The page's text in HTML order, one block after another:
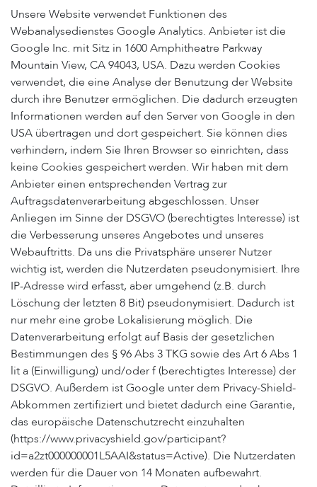
Unsere Website verwendet Funktionen des
Webanalysedienstes Google Analytics. Anbieter ist die
Google Inc. mit Sitz in 1600 Amphitheatre Parkway
Mountain View, CA 94043, USA. Dazu werden Cookies
verwendet, die eine Analyse der Benutzung der Website
durch ihre Benutzer ermöglichen. Die dadurch erzeugten
Informationen werden auf den Server von Google in den
USA übertragen und dort gespeichert. Sie können dies
verhindern, indem Sie Ihren Browser so einrichten, dass
keine Cookies gespeichert werden. Wir haben mit dem
Anbieter einen entsprechenden Vertrag zur
Auftragsdatenverarbeitung abgeschlossen. Unser
Anliegen im Sinne der DSGVO (berechtigtes Interesse) ist
die Verbesserung unseres Angebotes und unseres
Webauftritts. Da uns die Privatsphäre unserer Nutzer
wichtig ist, werden die Nutzerdaten pseudonymisiert. Ihre
IP-Adresse wird erfasst, aber umgehend (z.B. durch
Löschung der letzten 8 Bit) pseudonymisiert. Dadurch ist
nur mehr eine grobe Lokalisierung möglich. Die
Datenverarbeitung erfolgt auf Basis der gesetzlichen
Bestimmungen des § 96 Abs 3 TKG sowie des Art 6 Abs 1
lit a (Einwilligung) und/oder f (berechtigtes Interesse) der
DSGVO. Außerdem ist Google unter dem Privacy-Shield-
Abkommen zertifiziert und bietet dadurch eine Garantie,
das europäische Datenschutzrecht einzuhalten
(https://www.privacyshield.gov/participant?
id=a2zt000000001L5AAI&status=Active). Die Nutzerdaten
werden für die Dauer von 14 Monaten aufbewahrt.